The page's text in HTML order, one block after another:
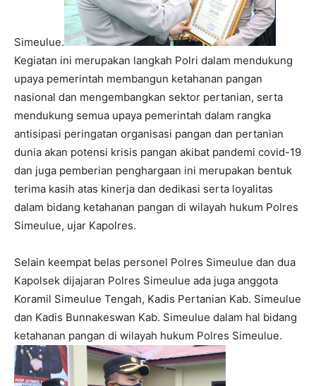
Simeulue.
Kegiatan ini merupakan langkah Polri dalam mendukung
upaya pemerintah membangun ketahanan pangan
nasional dan mengembangkan sektor pertanian, serta
mendukung semua upaya pemerintah dalam rangka
antisipasi peringatan organisasi pangan dan pertanian
dunia akan potensi krisis pangan akibat pandemi covid-19
dan juga pemberian penghargaan ini merupakan bentuk
terima kasih atas kinerja dan dedikasi serta loyalitas
dalam bidang ketahanan pangan di wilayah hukum Polres
Simeulue, ujar Kapolres.
Selain keempat belas personel Polres Simeulue dan dua
Kapolsek dijajaran Polres Simeulue ada juga anggota
Koramil Simeulue Tengah, Kadis Pertanian Kab. Simeulue
dan Kadis Bunnakeswan Kab. Simeulue dalam hal bidang
ketahanan pangan di wilayah hukum Polres Simeulue.